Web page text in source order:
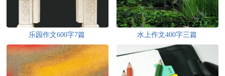
乐园作文600字7篇 水上作文400字三篇